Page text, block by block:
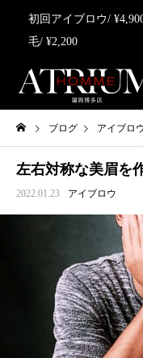
初回アイブロウ/
毛/ ¥2,200
ブログ アイブロ
左右対称な美眉を
2022.01.23 アイブロウ